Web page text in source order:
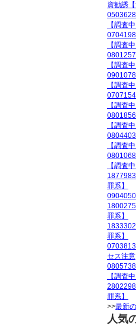
資勧誘【
【調査中
【調査中
【調査中
【調査中
【調査中
【調査中
【調査中
【調査中
罪系】
罪系】
罪系】
セス注意
【調査中
罪系】
>>最新
人気